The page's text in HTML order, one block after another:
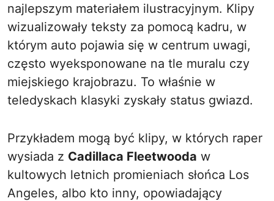
najlepszym materiałem ilustracyjnym. Klipy
wizualizowały teksty za pomocą kadru, w
którym auto pojawia się w centrum uwagi,
często wyeksponowane na tle muralu czy
miejskiego krajobrazu. To właśnie w
teledyskach klasyki zyskały status gwiazd.
Przykładem mogą być klipy, w których raper
wysiada z Cadillaca Fleetwooda w
kultowych letnich promieniach słońca Los
Angeles, albo kto inny, opowiadający